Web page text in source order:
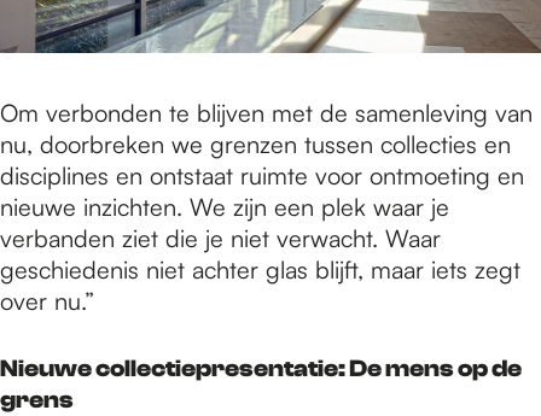
Om verbonden te blijven met de samenleving van
nu, doorbreken we grenzen tussen collecties en
disciplines en ontstaat ruimte voor ontmoeting en
nieuwe inzichten. We zijn een plek waar je
verbanden ziet die je niet verwacht. Waar
geschiedenis niet achter glas blijft, maar iets zegt
over nu.”
Nieuwe collectiepresentatie: De mens op de
grens